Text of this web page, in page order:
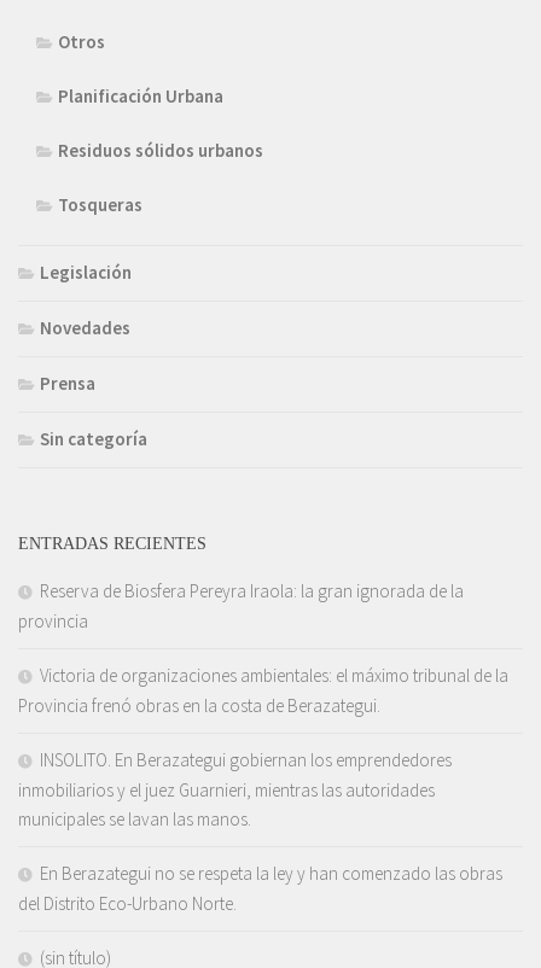
Otros
Planificación Urbana
Residuos sólidos urbanos
Tosqueras
Legislación
Novedades
Prensa
Sin categoría
ENTRADAS RECIENTES
Reserva de Biosfera Pereyra Iraola: la gran ignorada de la
provincia
Victoria de organizaciones ambientales: el máximo tribunal de la
Provincia frenó obras en la costa de Berazategui.
INSOLITO. En Berazategui gobiernan los emprendedores
inmobiliarios y el juez Guarnieri, mientras las autoridades
municipales se lavan las manos.
En Berazategui no se respeta la ley y han comenzado las obras
del Distrito Eco-Urbano Norte.
(sin título)